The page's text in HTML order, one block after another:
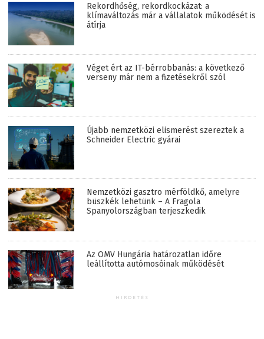
Rekordhőség, rekordkockázat: a
klímaváltozás már a vállalatok működését is
átírja
Véget ért az IT-bérrobbanás: a következő
verseny már nem a fizetésekről szól
Újabb nemzetközi elismerést szereztek a
Schneider Electric gyárai
Nemzetközi gasztro mérföldkő, amelyre
büszkék lehetünk – A Fragola
Spanyolországban terjeszkedik
Az OMV Hungária határozatlan időre
leállította autómosóinak működését
HIRDETÉS